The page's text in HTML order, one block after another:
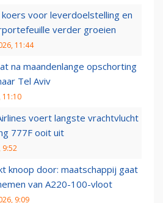
voor leverdoelstelling en
verder groeien
11:44
na maandenlange opschorting
Tel Aviv
11:10
voert langste vrachtvlucht
777F ooit uit
9:52
knoop door: maatschappij gaat
van A220-100-vloot
9:09